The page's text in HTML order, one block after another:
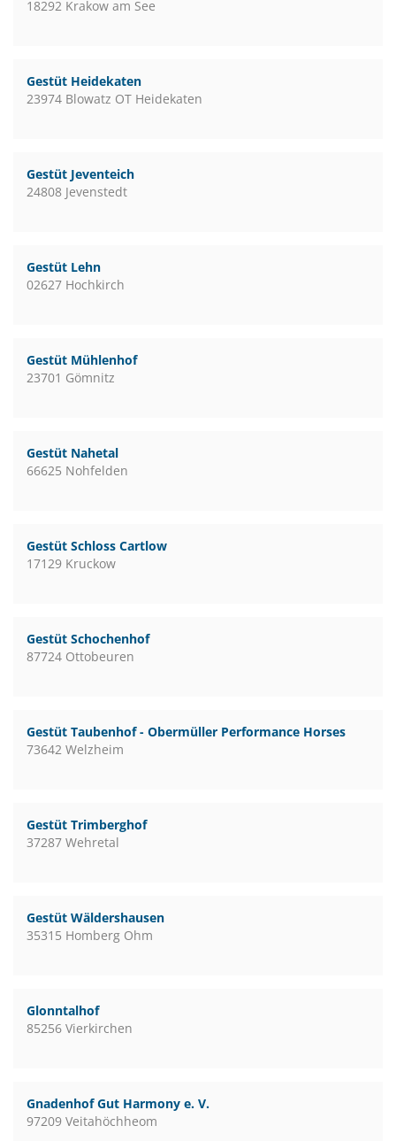
18292 Krakow am See
Gestüt Heidekaten
23974 Blowatz OT Heidekaten
Gestüt Jeventeich
24808 Jevenstedt
Gestüt Lehn
02627 Hochkirch
Gestüt Mühlenhof
23701 Gömnitz
Gestüt Nahetal
66625 Nohfelden
Gestüt Schloss Cartlow
17129 Kruckow
Gestüt Schochenhof
87724 Ottobeuren
Gestüt Taubenhof - Obermüller Performance Horses
73642 Welzheim
Gestüt Trimberghof
37287 Wehretal
Gestüt Wäldershausen
35315 Homberg Ohm
Glonntalhof
85256 Vierkirchen
Gnadenhof Gut Harmony e. V.
97209 Veitahöchheom